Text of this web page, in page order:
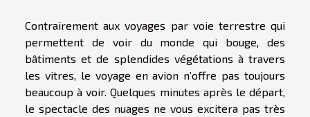
Contrairement aux voyages par voie terrestre qui
permettent de voir du monde qui bouge, des
bâtiments et de splendides végétations à travers
les vitres, le voyage en avion n’offre pas toujours
beaucoup à voir. Quelques minutes après le départ,
le spectacle des nuages ne vous excitera pas très